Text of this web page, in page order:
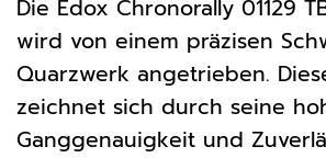
Die Edox Chronorally 01129
wird von einem präzisen
Quarzwerk angetrieben.
zeichnet sich durch seine
Ganggenauigkeit und